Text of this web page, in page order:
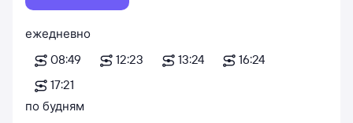
ежедневно
08:49
12:23 13:24
16:24
17:21
по будням